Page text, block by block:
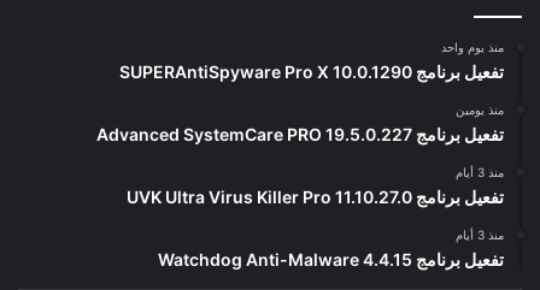
منذ يوم واحد
تفعيل برنامج SUPERAntiSpyware Pro X 10.0.1290
منذ يومين
تفعيل برنامج Advanced SystemCare PRO 19.5.0.227
منذ 3 أيام
تفعيل برنامج UVK Ultra Virus Killer Pro 11.10.27.0
منذ 3 أيام
تفعيل برنامج Watchdog Anti-Malware 4.4.15